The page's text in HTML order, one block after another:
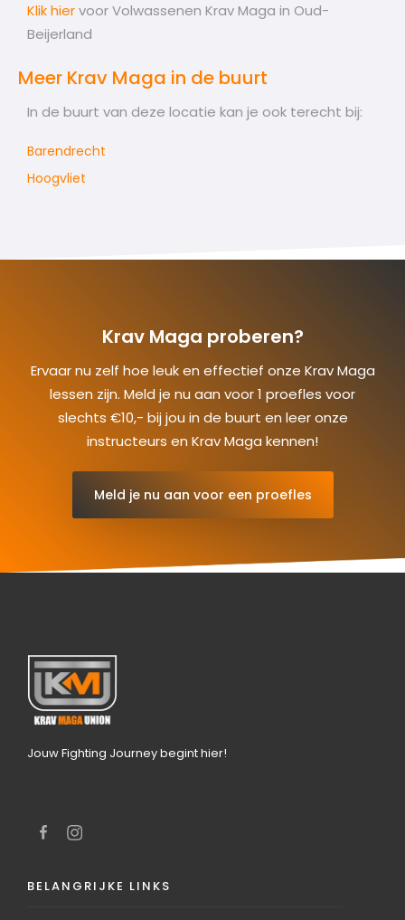
Klik hiervoor Volwassenen Krav Maga in Oud-
Beijerland
Meer Krav Maga in de buurt
In de buurt van deze locatie kan je ook terecht bij:
Barendrecht
Hoogvliet
Krav Maga proberen?
Ervaar nu zelf hoe leuk en effectief onze Krav Maga
lessen zijn. Meld je nu aan voor 1 proefles voor
slechts €10,- bij jou in de buurt en leer onze
instructeurs en Krav Maga kennen!
Meld je nu aan voor een proefles
Jouw Fighting Journey begint hier!
BELANGRIJKE LINKS